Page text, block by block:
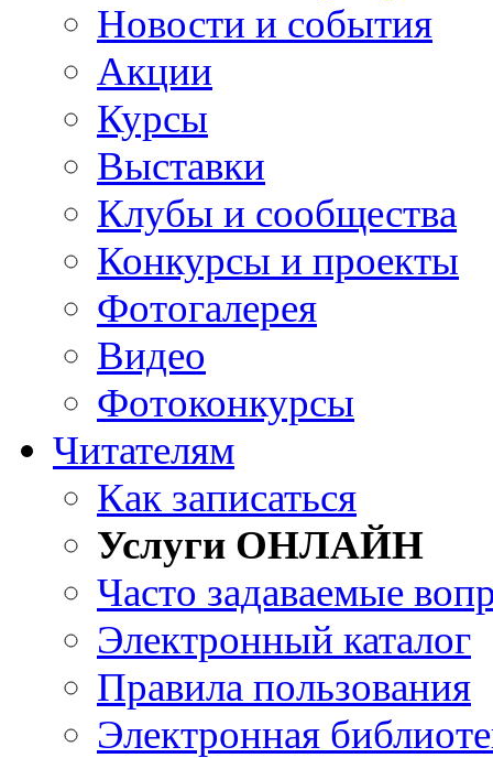
Новости и события
Акции
Курсы
Выставки
Клубы и сообщества
Конкурсы и проекты
Фотогалерея
Видео
Фотоконкурсы
Читателям
Как записаться
Услуги ОНЛАЙН
Часто задаваемые
Электронный каталог
Правила пользования
Электронная